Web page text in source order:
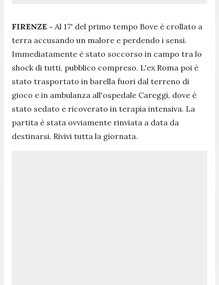
FIRENZE - Al 17' del primo tempo Bove è crollato a
terra accusando un malore e perdendo i sensi.
Immediatamente è stato soccorso in campo tra lo
shock di tutti, pubblico compreso. L'ex Roma poi è
stato trasportato in barella fuori dal terreno di
gioco e in ambulanza all'ospedale Careggi, dove è
stato sedato e ricoverato in terapia intensiva. La
partita è stata ovviamente rinviata a data da
destinarsi. Rivivi tutta la giornata.